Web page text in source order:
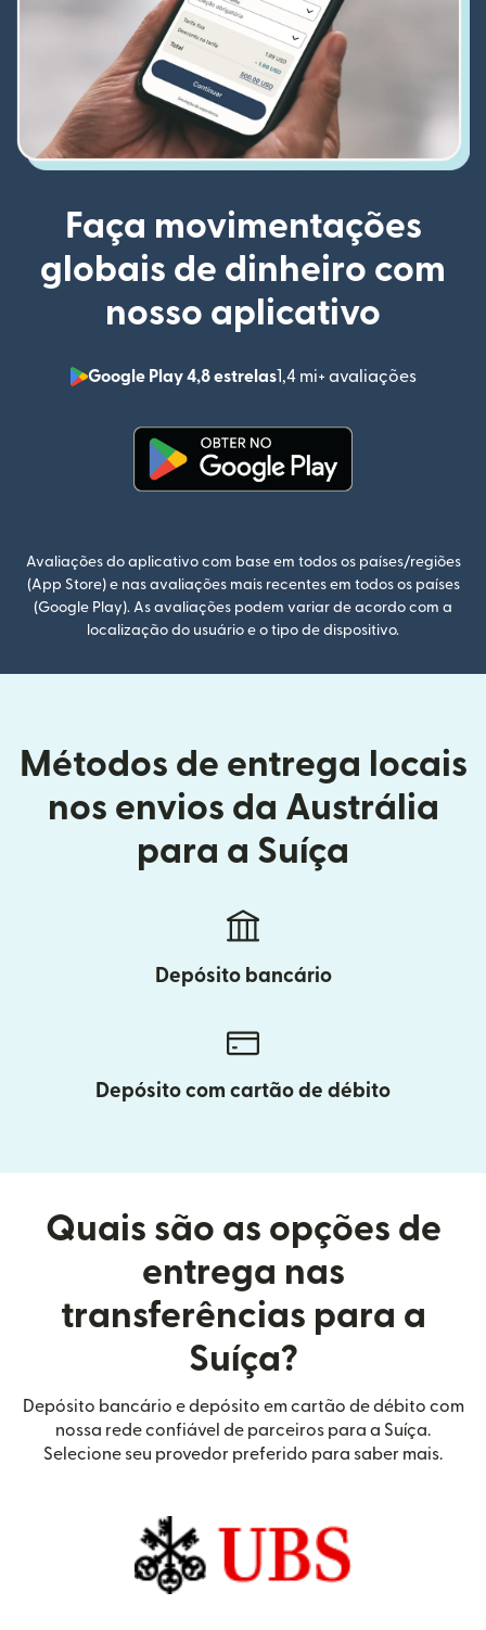
Faça movimentações
globais de dinheiro com
nosso aplicativo
Google Play 4,8 estrelas1,4 mi+ avaliações
(abre
Avaliações do aplicativo com base em todos os países/regiões
(App Store) e nas avaliações mais recentes em todos os países
(Google Play). As avaliações podem variar de acordo com a
localização do usuário e o tipo de dispositivo.
Métodos de entrega locais
nos envios da Austrália
para a Suíça
Depósito bancário
Depósito com cartão de débito
Quais são as opções de
entrega nas
transferências para a
Suíça?
Depósito bancário e depósito em cartão de débito com
nossa rede confiável de parceiros para a Suíça.
Selecione seu provedor preferido para saber mais.